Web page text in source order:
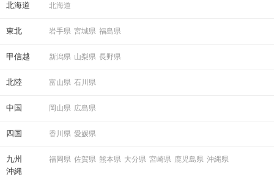
北海道 北海道
東北 岩手県 宮城県 福島県
甲信越 新潟県 山梨県 長野県
北陸 富山県 石川県
中国 岡山県 広島県
四国 香川県 愛媛県
九州
沖縄
福岡県 佐賀県 熊本県 大分県 宮崎県 鹿児島県 沖縄県